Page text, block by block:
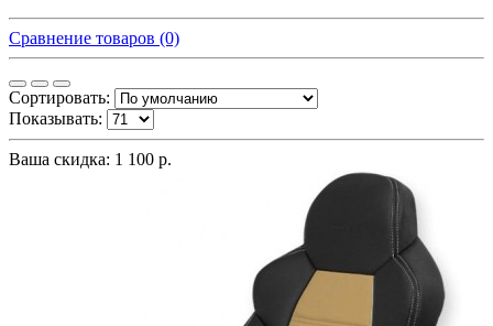
Сравнение товаров (0)
Сортировать:
Показывать:
Ваша скидка: 1 100 р.